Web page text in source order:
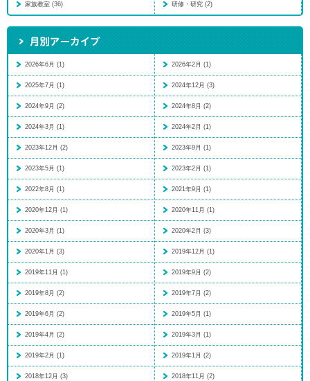
家族教室 (36) 研修・研究 (2)
2026年6月 (1) 2026年2月 (1)
2025年7月 (1) 2024年12月 (3)
2024年9月 (2) 2024年8月 (2)
2024年3月 (1) 2024年2月 (1)
2023年12月 (2) 2023年9月 (1)
2023年5月 (1) 2023年2月 (1)
2022年8月 (1) 2021年9月 (1)
2020年12月 (1) 2020年11月 (1)
2020年3月 (1) 2020年2月 (3)
2020年1月 (3) 2019年12月 (1)
2019年11月 (1) 2019年9月 (2)
2019年8月 (2) 2019年7月 (2)
2019年6月 (2) 2019年5月 (1)
2019年4月 (2) 2019年3月 (1)
2019年2月 (1) 2019年1月 (2)
2018年12月 (3) 2018年11月 (2)